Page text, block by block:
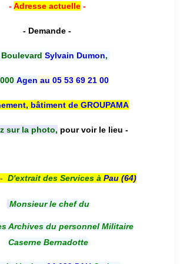
-Adresse actuelle-
- Demande -
Boulevard Sylvain Dumon,
Agen au 05 53 69 21 00
bâtiment de GROUPAMA
sur la photo, pour voir le lieu -
D'extrait des Services à Pau (64)
Monsieur le chef du
Archives du personnel Militaire
Caserne Bernadotte